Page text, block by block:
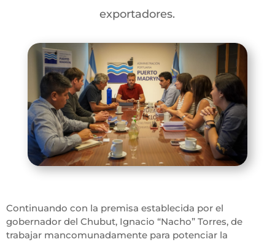
exportadores.
Continuando con la premisa establecida por el
gobernador del Chubut, Ignacio “Nacho” Torres, de
trabajar mancomunadamente para potenciar la